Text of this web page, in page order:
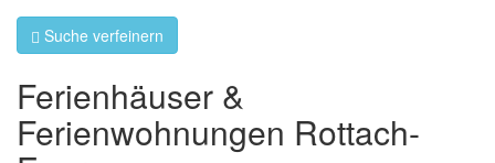
Suche verfeinern
Ferienhäuser &
Ferienwohnungen Rottach-